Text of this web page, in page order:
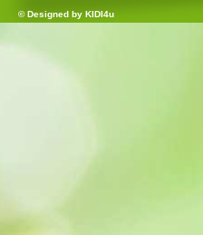
© Designed by KIDI4u